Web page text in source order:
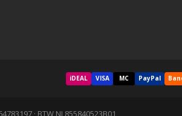
iDEAL VISA MC PayPal
· BTW NL855840523B01